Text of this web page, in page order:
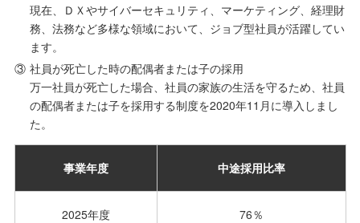
現在、ＤＸやサイバーセキュリティ、マーケティング、経理財
務、法務など多様な領域において、ジョブ型社員が活躍してい
ます。
③ 社員が死亡した時の配偶者または子の採用
万一社員が死亡した場合、社員の家族の生活を守るため、社員
の配偶者または子を採用する制度を2020年11月に導入しまし
た。
事業年度 中途採用比率
2025年度 76％